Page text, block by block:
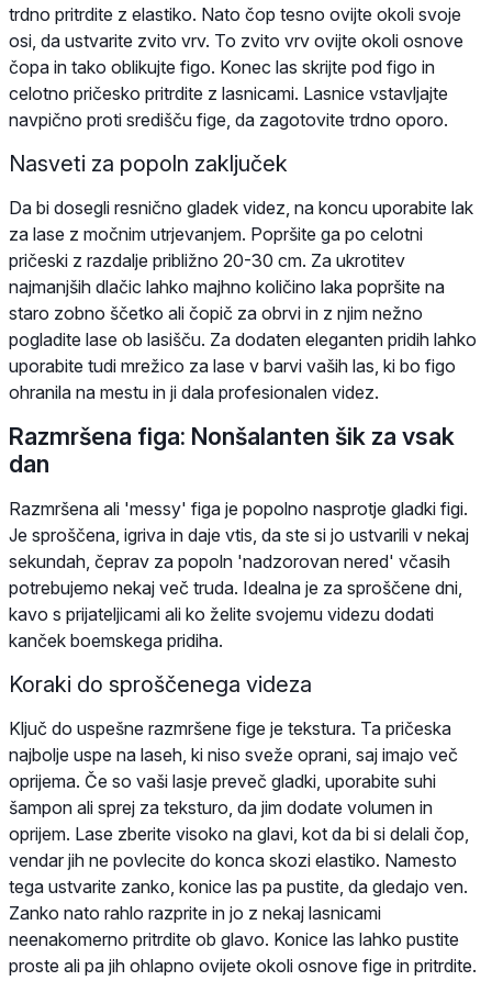
trdno pritrdite z elastiko. Nato čop tesno ovijte okoli svoje
osi, da ustvarite zvito vrv. To zvito vrv ovijte okoli osnove
čopa in tako oblikujte figo. Konec las skrijte pod figo in
celotno pričesko pritrdite z lasnicami. Lasnice vstavljajte
navpično proti središču fige, da zagotovite trdno oporo.
Nasveti za popoln zaključek
Da bi dosegli resnično gladek videz, na koncu uporabite lak
za lase z močnim utrjevanjem. Popršite ga po celotni
pričeski z razdalje približno 20-30 cm. Za ukrotitev
najmanjših dlačic lahko majhno količino laka popršite na
staro zobno ščetko ali čopič za obrvi in z njim nežno
pogladite lase ob lasišču. Za dodaten eleganten pridih lahko
uporabite tudi mrežico za lase v barvi vaših las, ki bo figo
ohranila na mestu in ji dala profesionalen videz.
Razmršena figa: Nonšalanten šik za vsak
dan
Razmršena ali 'messy' figa je popolno nasprotje gladki figi.
Je sproščena, igriva in daje vtis, da ste si jo ustvarili v nekaj
sekundah, čeprav za popoln 'nadzorovan nered' včasih
potrebujemo nekaj več truda. Idealna je za sproščene dni,
kavo s prijateljicami ali ko želite svojemu videzu dodati
kanček boemskega pridiha.
Koraki do sproščenega videza
Ključ do uspešne razmršene fige je tekstura. Ta pričeska
najbolje uspe na laseh, ki niso sveže oprani, saj imajo več
oprijema. Če so vaši lasje preveč gladki, uporabite suhi
šampon ali sprej za teksturo, da jim dodate volumen in
oprijem. Lase zberite visoko na glavi, kot da bi si delali čop,
vendar jih ne povlecite do konca skozi elastiko. Namesto
tega ustvarite zanko, konice las pa pustite, da gledajo ven.
Zanko nato rahlo razprite in jo z nekaj lasnicami
neenakomerno pritrdite ob glavo. Konice las lahko pustite
proste ali pa jih ohlapno ovijete okoli osnove fige in pritrdite.